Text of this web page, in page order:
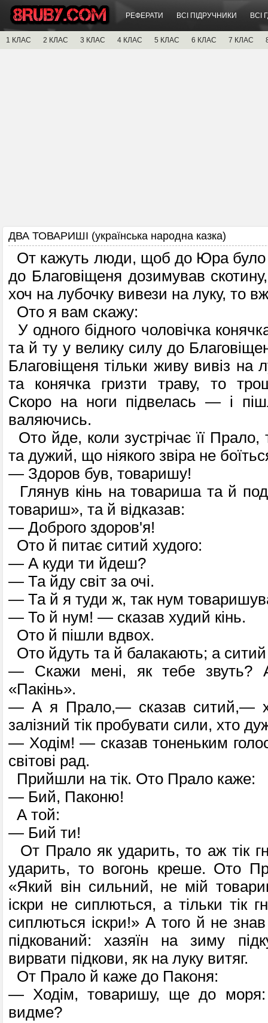
РЕФЕРАТИ ВСІ ПІДРУЧНИКИ ВСІ
1 КЛАС 2 КЛАС 3 КЛАС 4 КЛАС 5 КЛАС 6 КЛАС 7 КЛАС
ДВА ТОВАРИШІ (українська народна казка)
От кажуть люди, щоб до Юра було
до Благовіщеня дозимував
хоч на лубочку вивези на луку, то
Ото я вам скажу:
У одного бідного чоловічка
та й ту у велику силу до
Благовіщеня тільки живу вивіз на
та конячка гризти траву, то
Скоро на ноги підвелась — і
валяючись.
Ото йде, коли зустрічає її Прало,
та дужий, що ніякого звіра не
— Здоров був, товаришу!
Глянув кінь на товариша та й
товариш», та й відказав:
— Доброго здоров'я!
Ото й питає ситий худого:
— А куди ти йдеш?
— Та йду світ за очі.
— Та й я туди ж, так нум
— То й нум! — сказав худий кінь.
Ото й пішли вдвох.
Ото йдуть та й балакають; а ситий
— Скажи мені, як тебе звуть?
«Пакінь».
— А я Прало,— сказав ситий,—
залізний тік пробувати сили, хто
— Ходім! — сказав тоненьким
світові рад.
Прийшли на тік. Ото Прало каже:
— Бий, Паконю!
А той:
— Бий ти!
От Прало як ударить, то аж тік
ударить, то вогонь креше. Ото
«Який він сильний, не мій
іскри не сиплються, а тільки тік
сиплються іскри!» А того й не
підкований: хазяїн на зиму
вирвати підкови, як на луку витяг.
От Прало й каже до Паконя:
— Ходім, товаришу, ще до моря:
видме?